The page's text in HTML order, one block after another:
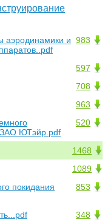
983
аэродинамики и
597
708
963
520
ЗАО ЮТэйр.pdf
1468
1089
853
покидания
348